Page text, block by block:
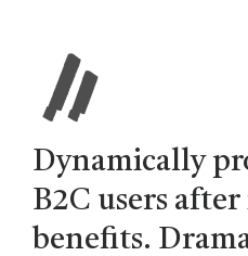
Dynamically
B2C users
benefits.